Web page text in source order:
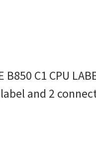
B850 C1 CPU
and 2